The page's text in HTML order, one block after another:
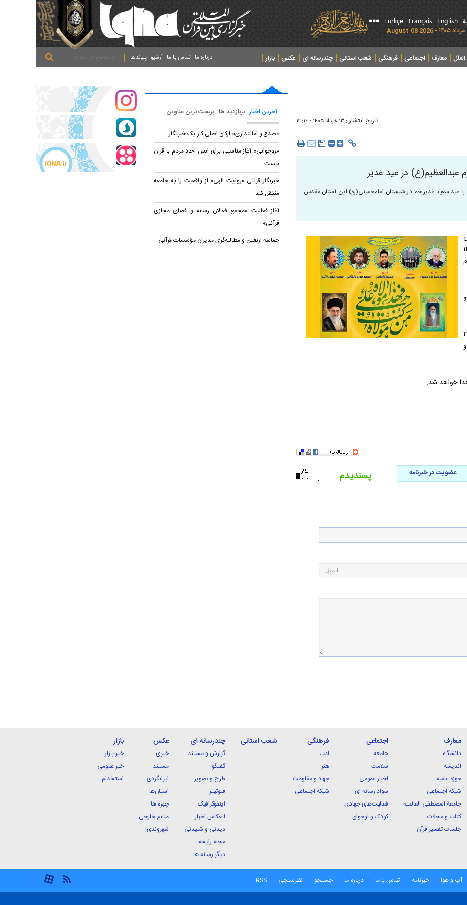
English
Français
Türkçe
معارف اجتماعی فرهنگی شعب استانی چندرسانه ای عکس
بازار
پیوندها آرشیو تماس با ما درباره ما
تاریخ انتشار : ۱۳ خرداد ۱۴۰۵ - ۱۳:۱۶
عبدالعظیم(ع) در عید غدیر
عید سعید غدیر خم در شبستان امام‌خمینی(ره) این آستان مقدس
۱۴
۲۱:۳۰
خواهد شد.
عضویت در خبرنامه
۰ پسندیدم
آخرین اخبار پربازدید ها پربحث ترین عناوین
«صدق و امانتداری» ارکان اصلی کار یک خبرنگار
«روخوانی» آغاز مناسبی برای انس آحاد مردم با قرآن
نیست
خبرنگار قرآنی «روایت الهی» از واقعیت را به جامعه
منتقل کند
آغاز فعالیت «مجمع فعالان رسانه و فضای مجازی
قرآنی»
حماسه اربعین و مطالبه‌گری مدیران مؤسسات قرآنی
معارف
دانشگاه
اندیشه
حوزه علمیه
شبکه اجتماعی
جامعة المصطفی العالمیه
کتاب و مجلات
جلسات تفسیر قرآن
اجتماعی
جامعه
سلامت
اخبار عمومی
سواد رسانه ای
فعالیت‌های جهادی
کودک و نوجوان
فرهنگی
ادب
هنر
جهاد و مقاومت
شبکه اجتماعی
شعب استانی چندرسانه ای
گزارش و مستند
گفتگو
طرح و تصویر
فتوتیتر
اینفوگرافیک
انعکاس اخبار
دیدنی و شنیدنی
مجله رایحه
دیگر رسانه ها
عکس
خبری
مستند
ایرانگردی
استان‌ها
چهره ها
منابع خارجی
شهروندی
بازار
خبر بازار
خبر عمومی
استخدام
آب و هوا خبرنامه تماس با ما درباره ما جستجو نظرسنجی RSS